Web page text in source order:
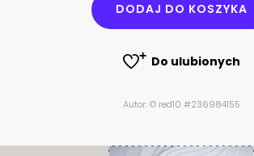
DODAJ DO KOSZYKA
Do ulubionych
Autor: © red10 #236984155